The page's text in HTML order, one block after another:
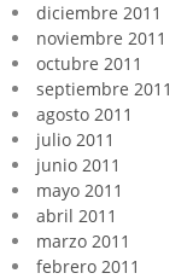
diciembre 2011
noviembre 2011
octubre 2011
septiembre 2011
agosto 2011
julio 2011
junio 2011
mayo 2011
abril 2011
marzo 2011
febrero 2011